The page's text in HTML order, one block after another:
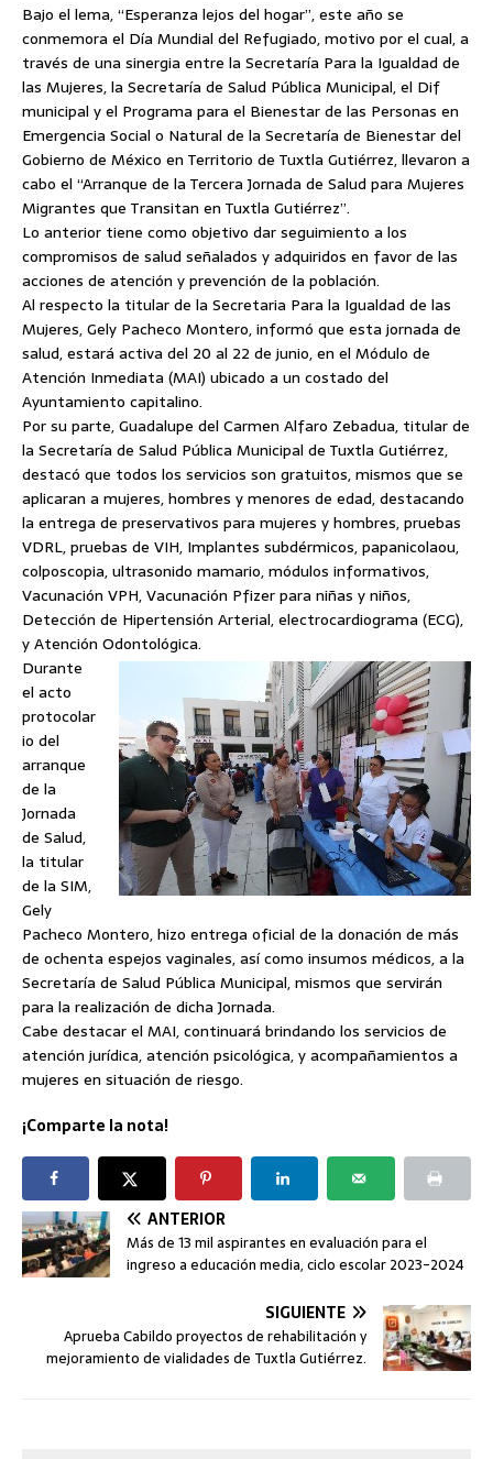
Bajo el lema, “Esperanza lejos del hogar”, este año se
conmemora el Día Mundial del Refugiado, motivo por el cual, a
través de una sinergia entre la Secretaría Para la Igualdad de
las Mujeres, la Secretaría de Salud Pública Municipal, el Dif
municipal y el Programa para el Bienestar de las Personas en
Emergencia Social o Natural de la Secretaría de Bienestar del
Gobierno de México en Territorio de Tuxtla Gutiérrez, llevaron a
cabo el “Arranque de la Tercera Jornada de Salud para Mujeres
Migrantes que Transitan en Tuxtla Gutiérrez”.
Lo anterior tiene como objetivo dar seguimiento a los
compromisos de salud señalados y adquiridos en favor de las
acciones de atención y prevención de la población.
Al respecto la titular de la Secretaria Para la Igualdad de las
Mujeres, Gely Pacheco Montero, informó que esta jornada de
salud, estará activa del 20 al 22 de junio, en el Módulo de
Atención Inmediata (MAI) ubicado a un costado del
Ayuntamiento capitalino.
Por su parte, Guadalupe del Carmen Alfaro Zebadua, titular de
la Secretaría de Salud Pública Municipal de Tuxtla Gutiérrez,
destacó que todos los servicios son gratuitos, mismos que se
aplicaran a mujeres, hombres y menores de edad, destacando
la entrega de preservativos para mujeres y hombres, pruebas
VDRL, pruebas de VIH, Implantes subdérmicos, papanicolaou,
colposcopia, ultrasonido mamario, módulos informativos,
Vacunación VPH, Vacunación Pfizer para niñas y niños,
Detección de Hipertensión Arterial, electrocardiograma (ECG),
y Atención Odontológica.
Durante
el acto
protocolar
io del
arranque
de la
Jornada
de Salud,
la titular
de la SIM,
Gely
Pacheco Montero, hizo entrega oficial de la donación de más
de ochenta espejos vaginales, así como insumos médicos, a la
Secretaría de Salud Pública Municipal, mismos que servirán
para la realización de dicha Jornada.
Cabe destacar el MAI, continuará brindando los servicios de
atención jurídica, atención psicológica, y acompañamientos a
mujeres en situación de riesgo.
¡Comparte la nota!
ANTERIOR
Más de 13 mil aspirantes en evaluación para el
ingreso a educación media, ciclo escolar 2023-2024
SIGUIENTE
Aprueba Cabildo proyectos de rehabilitación y
mejoramiento de vialidades de Tuxtla Gutiérrez.